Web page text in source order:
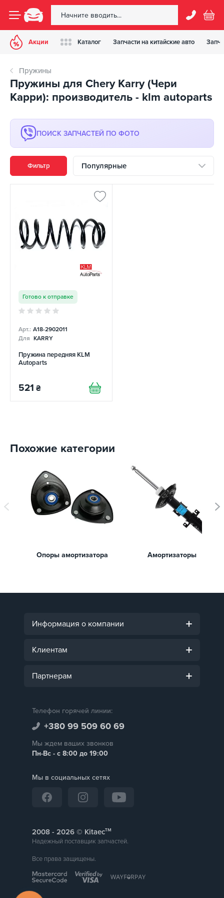
Акции Каталог Запчасти на китайские авто
Пружины
Пружины для Chery Karry (Чери
Карри): производитель - klm autoparts
ПОИСК ЗАПЧАСТЕЙ ПО ФОТО
Фильтр Популярные
Готово к отправке
Арт.: A18-2902011
Для KARRY
Пружина передняя KLM
Autoparts
521 ₴
Похожие категории
Опоры амортизатора Амортизаторы
Информация о компании
Клиентам
Партнерам
Телефон горячей линии:
+380 99 509 60 69
Мы ждем ваших звонков
Пн-Вс - с 8:00 до 19:00
Мы в социальных сетях
2008 - © Kitaecтм
Надежный поставщик запчастей.
Все права защищены.